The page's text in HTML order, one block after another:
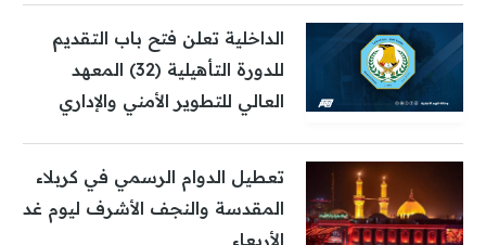
الداخلية تعلن فتح باب التقديم
للدورة التأهيلية (32) المعهد
العالي للتطوير الأمني والإداري
تعطيل الدوام الرسمي في كربلاء
المقدسة والنجف الأشرف ليوم غد
الأربعاء